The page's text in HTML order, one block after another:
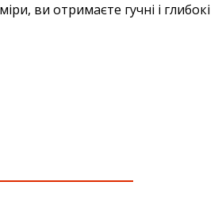
ви отримаєте гучні і глибокі